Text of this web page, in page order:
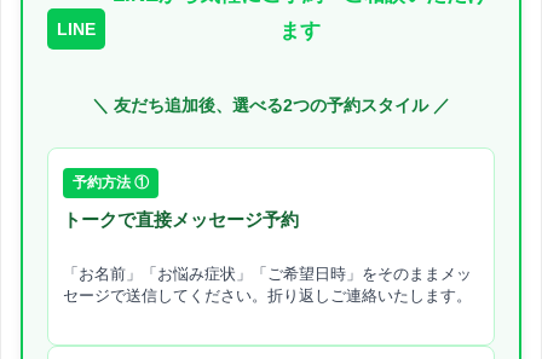
LINE
ます
＼ 友だち追加後、選べる2つの予約スタイル ／
予約方法 ①
トークで直接メッセージ予約
「お名前」「お悩み症状」「ご希望日時」をそのままメッ
セージで送信してください。折り返しご連絡いたします。